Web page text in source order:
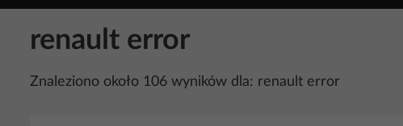
renault error
Znaleziono około 106 wyników dla: renault error